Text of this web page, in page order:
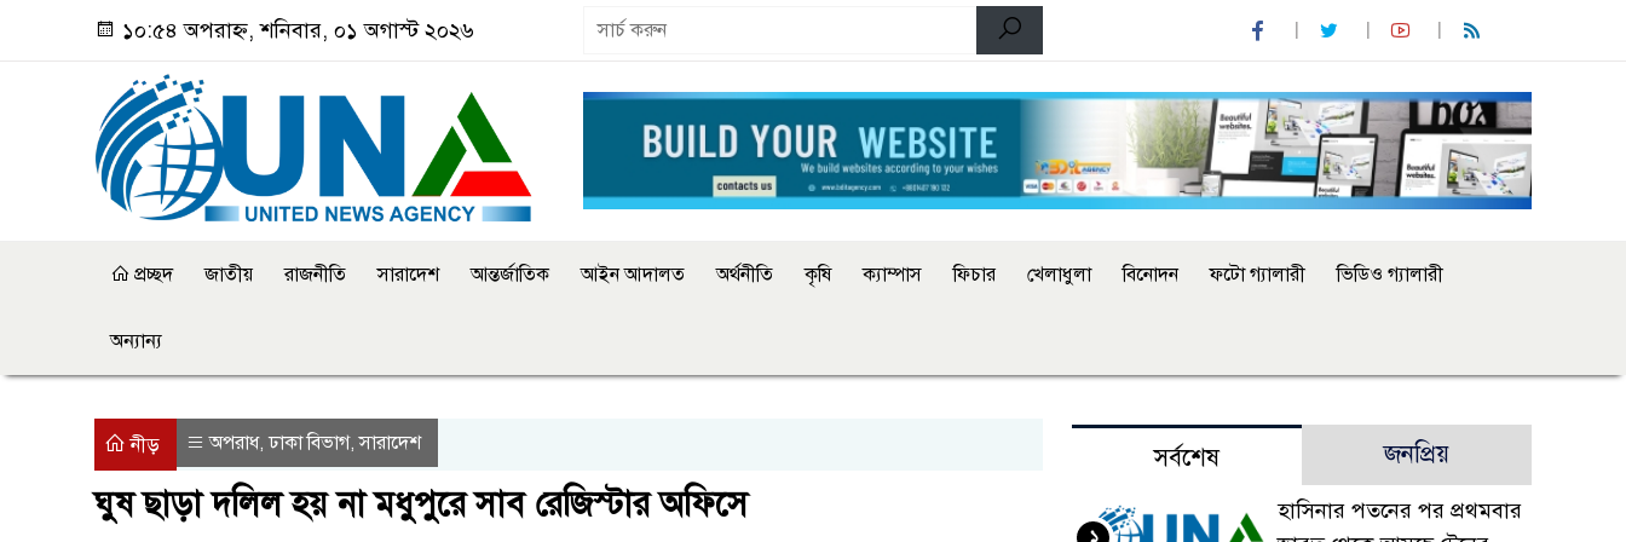
১০:৫৪ অপরাহ্ন, শনিবার, ০১ অগাস্ট ২০২৬
প্রচ্ছদ জাতীয় রাজনীতি সারাদেশ আন্তর্জাতিক আইন আদালত অর্থনীতি কৃষি ক্যাম্পাস ফিচার খেলাধুলা বিনোদন ফটো গ্যালারী ভিডিও গ্যালারী
অন্যান্য
নীড় অপরাধ,ঢাকা বিভাগ,সারাদেশ
ঘুষ ছাড়া দলিল হয় না মধুপুরে সাব রেজিস্টার অফিসে
সর্বশেষ জনপ্রিয়
হাসিনার পতনের পর প্রথমবার
১